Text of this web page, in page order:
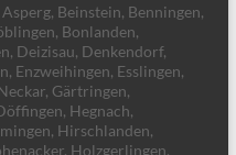
Beinstein, Benningen,
Bonlanden,
Deizisau, Denkendorf,
Enzweihingen, Esslingen,
Gärtringen,
Hegnach,
Hirschlanden,
Holzgerlingen,